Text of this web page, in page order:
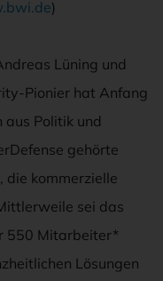
)
Lüning und
Pionier hat Anfang
aus Politik und
gehörte
kommerzielle
sei das
550 Mitarbeiter*
Lösungen